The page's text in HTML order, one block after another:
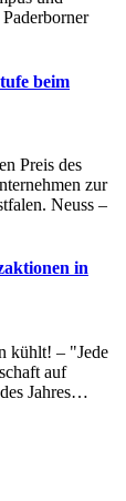
beim
Preis des
zur
Neuss –
in
kühlt! – "Jede
auf
Jahres…